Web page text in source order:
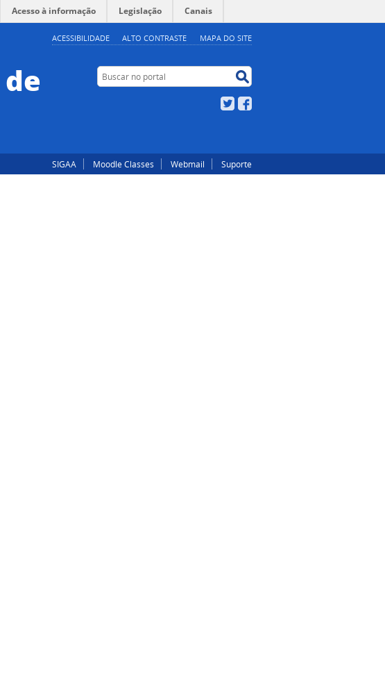
ACESSIBILIDADE ALTO CONTRASTE MAPA DO SITE
Acesso à informação Legislação Canais
Buscar no portal
Twitter
SIGAA Moodle Classes Webmail Suporte